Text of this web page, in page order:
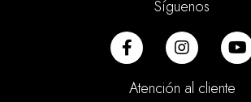
Síguenos
Atención al cliente